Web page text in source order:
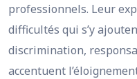
professionnels. Leur
difficultés qui s’y
discrimination,
accentuent